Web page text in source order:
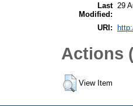
Last
Modified:
29
URI:
Actions
View Item